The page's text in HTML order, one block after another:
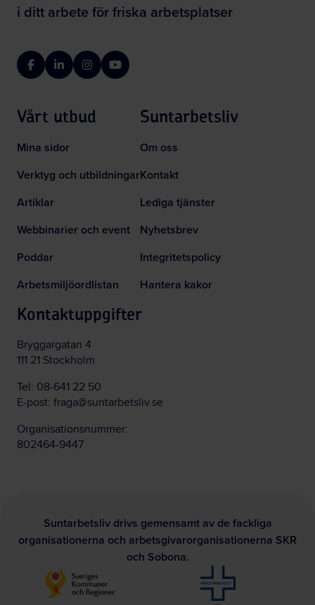
i ditt arbete för friska arbetsplatser
FacebookLinkedInInstagramYouTube
Vårt utbud
Mina sidor
Verktyg och utbildningar
Artiklar
Webbinarier och event
Poddar
Arbetsmiljöordlistan
Suntarbetsliv
Om oss
Kontakt
Lediga tjänster
Nyhetsbrev
Integritetspolicy
Hantera kakor
Kontaktuppgifter
Bryggargatan 4
111 21 Stockholm
Tel: 08-641 22 50
E-post: fraga@suntarbetsliv.se
Organisationsnummer:
802464-9447
Suntarbetsliv drivs gemensamt av de fackliga
organisationerna och arbetsgivarorganisationerna SKR
och Sobona.